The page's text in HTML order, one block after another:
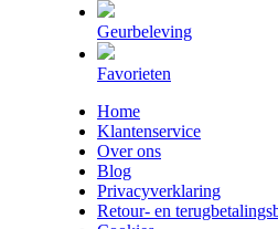
Geurbeleving
Favorieten
Home
Klantenservice
Over ons
Blog
Privacyverklaring
Retour- en